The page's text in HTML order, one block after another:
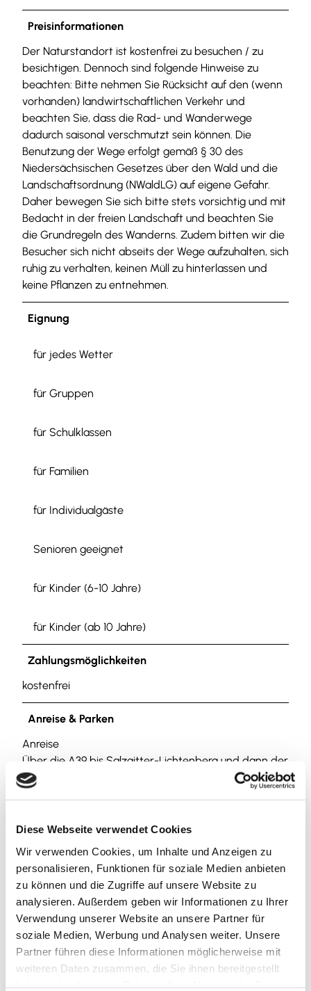
Diese Webseite verwendet Cookies
Wir verwenden Cookies, um Inhalte und Anzeigen zu
personalisieren, Funktionen für soziale Medien anbieten
zu können und die Zugriffe auf unsere Website zu
analysieren. Außerdem geben wir Informationen zu Ihrer
Verwendung unserer Website an unsere Partner für
soziale Medien, Werbung und Analysen weiter. Unsere
Partner führen diese Informationen möglicherweise mit
weiteren Daten zusammen, die Sie ihnen bereitgestellt
Preisinformationen
Der Naturstandort ist kostenfrei zu besuchen / zu
besichtigen. Dennoch sind folgende Hinweise zu
beachten: Bitte nehmen Sie Rücksicht auf den (wenn
vorhanden) landwirtschaftlichen Verkehr und
beachten Sie, dass die Rad- und Wanderwege
dadurch saisonal verschmutzt sein können. Die
Benutzung der Wege erfolgt gemäß § 30 des
Niedersächsischen Gesetzes über den Wald und die
Landschaftsordnung (NWaldLG) auf eigene Gefahr.
Daher bewegen Sie sich bitte stets vorsichtig und mit
Bedacht in der freien Landschaft und beachten Sie
die Grundregeln des Wanderns. Zudem bitten wir die
Besucher sich nicht abseits der Wege aufzuhalten, sich
ruhig zu verhalten, keinen Müll zu hinterlassen und
keine Pflanzen zu entnehmen.
Eignung
für jedes Wetter
für Gruppen
für Schulklassen
für Familien
für Individualgäste
Senioren geeignet
für Kinder (6-10 Jahre)
für Kinder (ab 10 Jahre)
Zahlungsmöglichkeiten
kostenfrei
Anreise & Parken
Anreise
Über die A39 bis Salzgitter-Lichtenberg und dann der
innerörtlichen Ausschilderung Burg Lichtenberg zum
Parken
Lichtenberg an der Burgbergstraße unterhalb der
Burgruine Lichtenberg.
Öffentliche Verkehrsmittel
Nicht mit öffentlichen Verkehrsmitteln direkt
erreichbar. Es bedarf immer einer Wanderung.
Nächstgelegene empfohlene Bushaltestelle ist
"Salzgitter-Lichtenberg OT Altenhagen" auf der